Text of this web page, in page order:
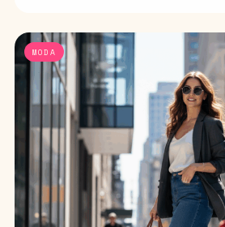
MODA